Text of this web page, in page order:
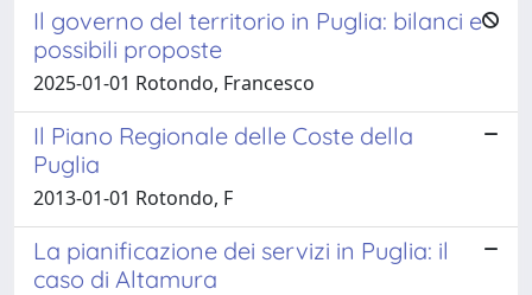
Il governo del territorio in Puglia: bilanci e
possibili proposte
2025-01-01 Rotondo, Francesco
Il Piano Regionale delle Coste della
Puglia
2013-01-01 Rotondo, F
La pianificazione dei servizi in Puglia: il
caso di Altamura